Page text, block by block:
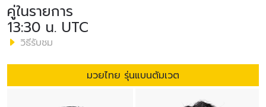
จากรัสเซีย
ร่วมด้วย
สายแข็งจากญี่ปุ่น ภายใต้กติกา MMA รุ่นไลต์เวต สมทบ
“ซุปเปอร์เล็ก ซุปเปอร์เล็กมวยไทย”
“อับดุลลา ดายาคา
คู่ในรายการ
13:30 น. UTC
วิธีรับชม
มวยไทย รุ่นแบนตัมเวต